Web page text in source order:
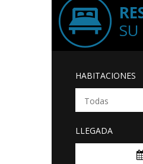
HABITACIONES
LLEGADA